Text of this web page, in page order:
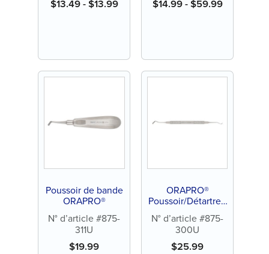
$13.49-$13.99 $14.99-$59.99
Poussoir de bande
ORAPRO®
N° d’article #875-
311U
$19.99
ORAPRO®
Poussoir/Détartreu
N° d’article #875-
300U
$25.99